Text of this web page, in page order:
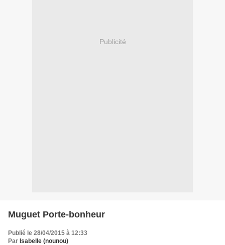
Publicité
Muguet Porte-bonheur
Publié le 28/04/2015 à 12:33
Par Isabelle (nounou)